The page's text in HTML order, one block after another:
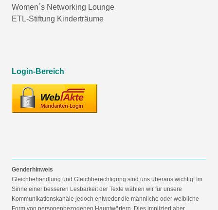
Women´s Networking Lounge
ETL-Stiftung Kinderträume
Login-Bereich
Genderhinweis
Gleichbehandlung und Gleichberechtigung sind uns überaus wichtig! Im
Sinne einer besseren Lesbarkeit der Texte wählen wir für unsere
Kommunikationskanäle jedoch entweder die männliche oder weibliche
Form von personenbezogenen Hauptwörtern. Dies impliziert aber